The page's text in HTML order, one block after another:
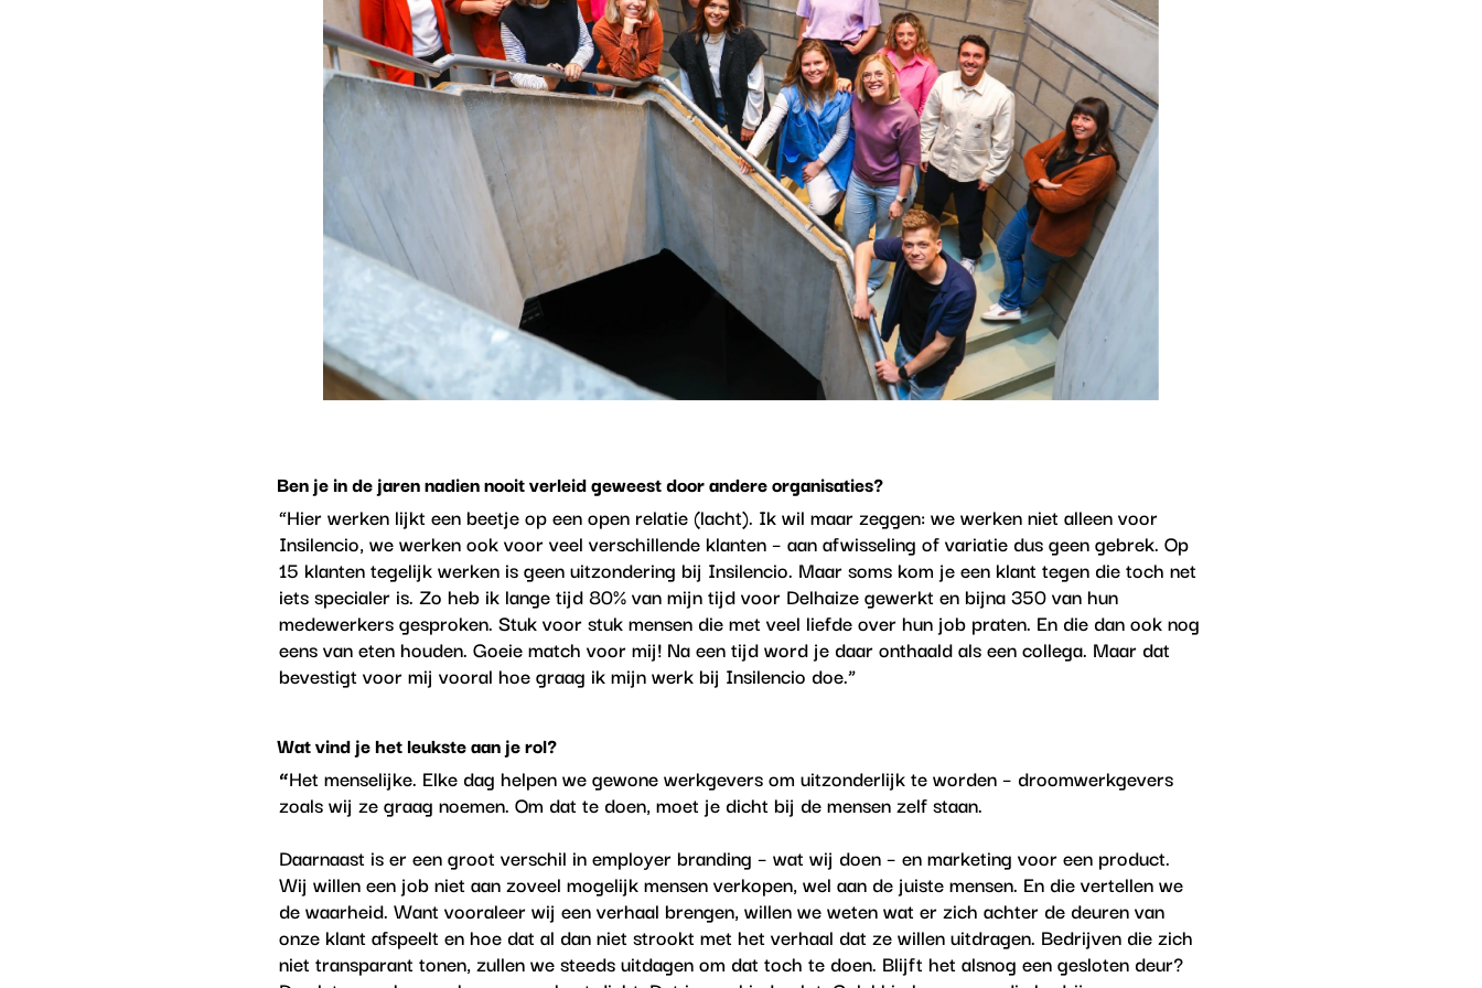
Ben je in de jaren nadien nooit verleid geweest door andere organisaties?
“Hier werken lijkt een beetje op een open relatie(lacht). Ik wil maar zeggen: we werken niet alleen voor
Insilencio, we werken ook voor veel verschillende klanten – aan afwisseling of variatie dus geen gebrek. Op
15 klanten tegelijk werken is geen uitzondering bij Insilencio. Maar soms kom je een klant tegen die toch net
iets specialer is. Zo heb ik lange tijd 80% van mijn tijd voor Delhaize gewerkt en bijna 350 van hun
medewerkers gesproken. Stuk voor stuk mensen die met veel liefde over hun job praten. En die dan ook nog
eens van eten houden. Goeie match voor mij! Na een tijd word je daar onthaald als een collega. Maar dat
bevestigt voor mij vooral hoe graag ik mijn werk bij Insilencio doe.”
Wat vind je het leukste aan je rol?
“Het menselijke. Elke dag helpen we gewone werkgevers om uitzonderlijk te worden – droomwerkgevers
zoals wij ze graag noemen. Om dat te doen, moet je dicht bij de mensen zelf staan.
Daarnaast is er een groot verschil in employer branding – wat wij doen – en marketing voor een product.
Wij willen een job niet aan zoveel mogelijk mensen verkopen, wel aan de juistemensen. En die vertellen we
de waarheid. Want vooraleer wij een verhaal brengen, willen we weten wat er zich achter de deuren van
onze klant afspeelt en hoe dat al dan niet strookt met het verhaal dat ze willen uitdragen. Bedrijven die zich
niet transparant tonen, zullen we steeds uitdagen om dat toch te doen. Blijft het alsnog een gesloten deur?